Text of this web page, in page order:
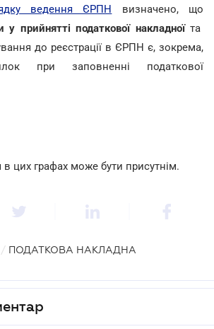
ведення ЄРПН визначено, що
прийнятті податкової накладноїта
до реєстрації в ЄРПН є, зокрема,
при заповненні податкової
цих графах може бути присутнім.
/ ПОДАТКОВА НАКЛАДНА